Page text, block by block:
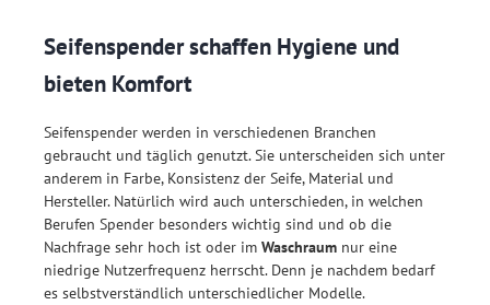
Seifenspender schaffen Hygiene und
bieten Komfort
Seifenspender werden in verschiedenen Branchen
gebraucht und täglich genutzt. Sie unterscheiden sich unter
anderem in Farbe, Konsistenz der Seife, Material und
Hersteller. Natürlich wird auch unterschieden, in welchen
Berufen Spender besonders wichtig sind und ob die
Nachfrage sehr hoch ist oder im Waschraum nur eine
niedrige Nutzerfrequenz herrscht. Denn je nachdem bedarf
es selbstverständlich unterschiedlicher Modelle.